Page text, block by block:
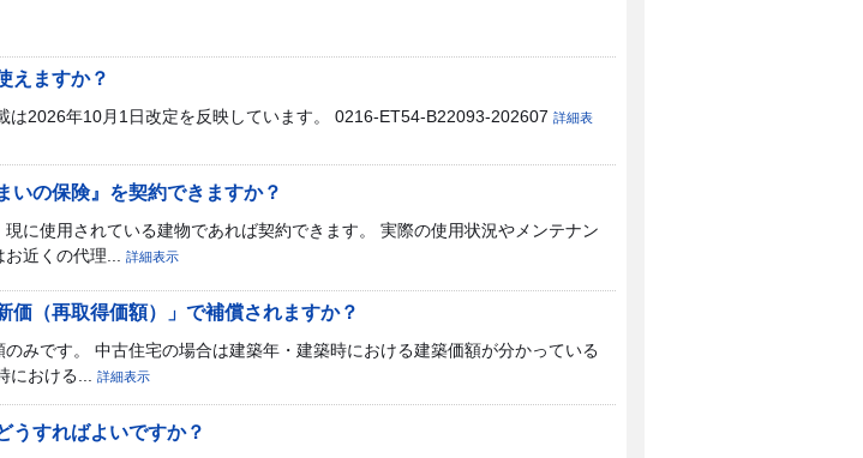
えますか？
2026年10月1日改定を反映しています。 0216-ET54-B22093-202607 詳細表
いの保険』を契約できますか？
に使用されている建物であれば契約できます。 実際の使用状況やメンテナン
近くの代理...
詳細表示
価（再取得価額）」で補償されますか？
みです。 中古住宅の場合は建築年・建築時における建築価額が分かっている
における...
詳細表示
うすればよいですか？